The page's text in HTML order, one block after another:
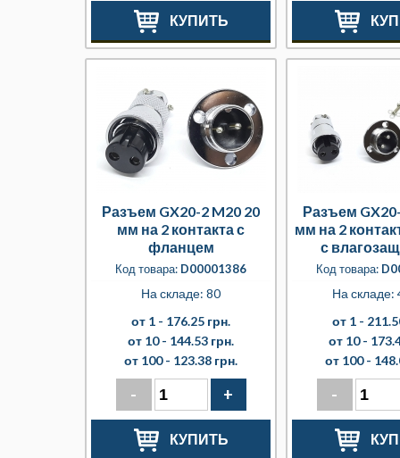
КУПИТЬ
Разъем GX20-2 M20 20
мм на 2 контакта с
фланцем
Код товара: D00001386
На складе: 80
от 1 - 176.25 грн.
от 10 - 144.53 грн.
от 100 - 123.38 грн.
- +
КУПИТЬ
Разъем
мм на 2
с
Код товара:
На складе:
от 1 -
от 10 -
от 100 -
-